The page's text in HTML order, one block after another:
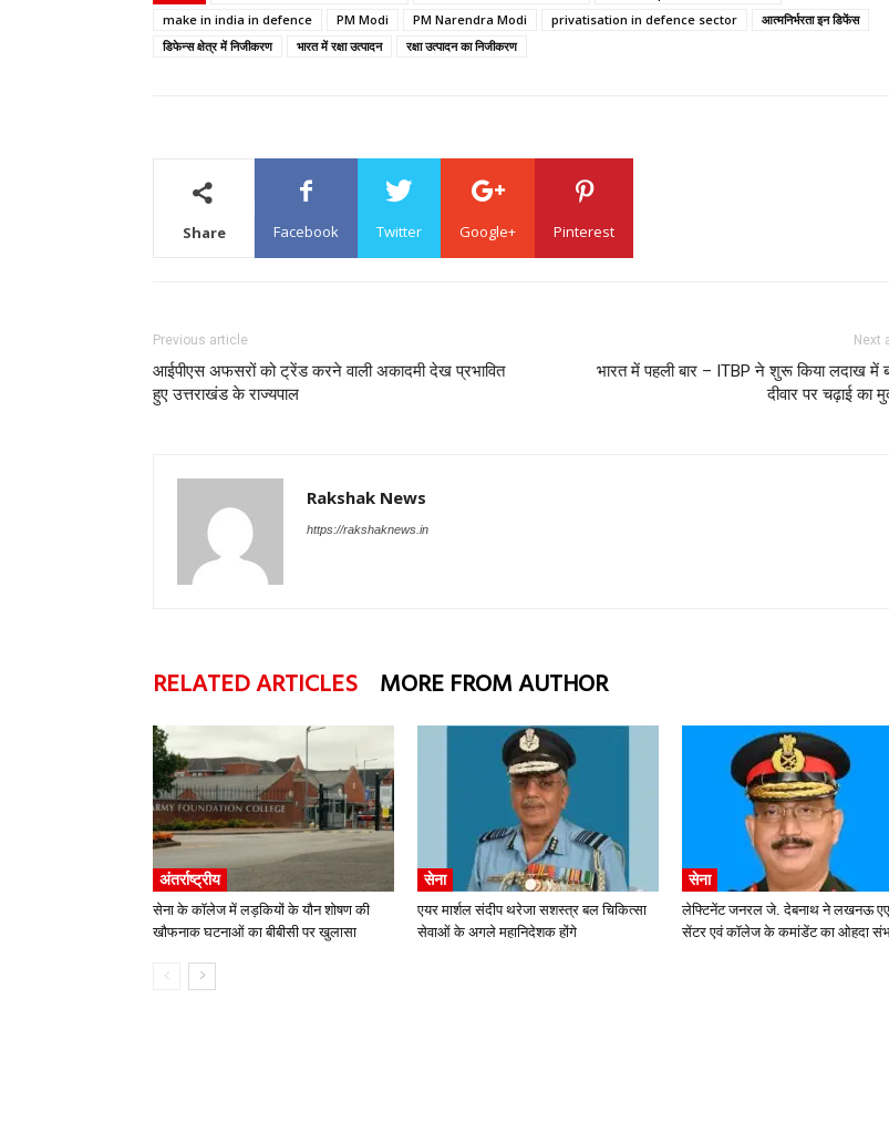
make in india in defence
PM Modi PM Narendra Modi privatisation in defence sector
आत्मनिर्भरता इन डिफेंस
डिफेन्स क्षेत्र में निजीकरण
भारत में रक्षा उत्पादन रक्षा उत्पादन का निजीकरण
Share Facebook Twitter Google+ Pinterest
Previous article
आईपीएस अफसरों को ट्रेंड करने वाली अकादमी देख प्रभावित
हुए उत्तराखंड के राज्यपाल
Next
भारत में पहली बार – ITBP ने शुरू किया लदाख में
दीवार पर चढ़ाई का
Rakshak News
https://rakshaknews.in
RELATED ARTICLES MORE FROM AUTHOR
अंतर्राष्ट्रीय
सेना के कॉलेज में लड़कियों के यौन शोषण की
खौफनाक घटनाओं का बीबीसी पर खुलासा
सेना
एयर मार्शल संदीप थरेजा सशस्त्र बल चिकित्सा
सेवाओं के अगले महानिदेशक होंगे
सेना
लेफ्टिनेंट जनरल जे. देबनाथ ने लखनऊ
सेंटर एवं कॉलेज के कमांडेंट का ओहदा